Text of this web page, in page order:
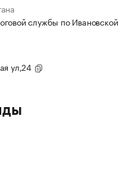
службы по Ивановской
ул,24